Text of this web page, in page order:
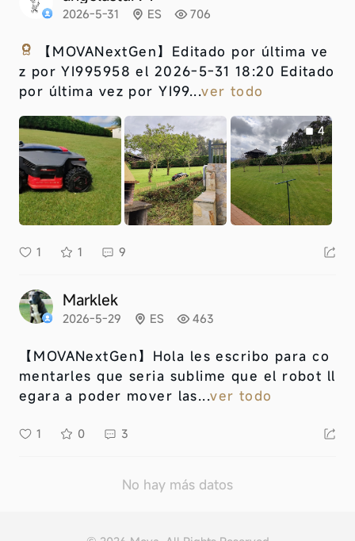
2026-5-31 ES 706
【MOVANextGen】 Editado por última ve
z por YI995958 el 2026-5-31 18:20 Editado
por última vez por YI99...ver todo
4
1 1 9
Marklek
2026-5-29 ES 463
【MOVANextGen】 Hola les escribo para co
mentarles que seria sublime que el robot ll
egara a poder mover las...ver todo
1 0 3
No hay más datos